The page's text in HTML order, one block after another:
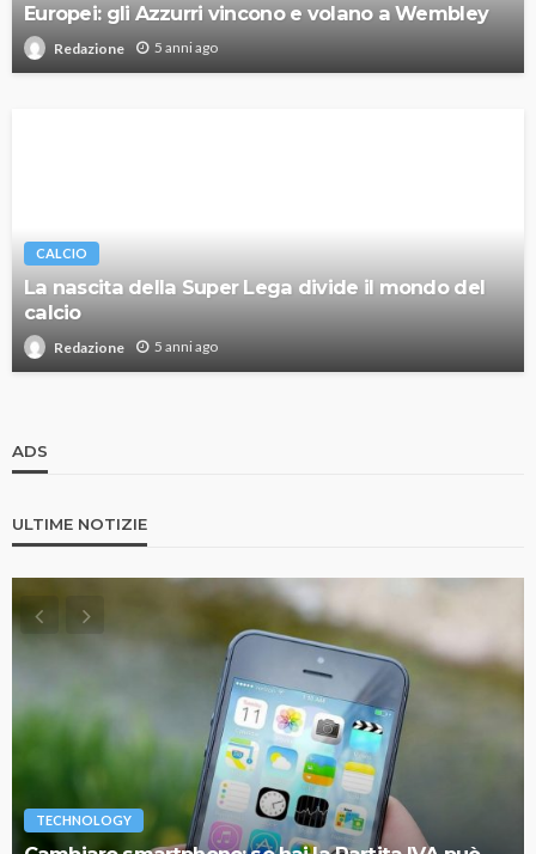
Europei: gli Azzurri vincono e volano a Wembley
Redazione 5 anni ago
CALCIO
La nascita della Super Lega divide il mondo del
calcio
Redazione 5 anni ago
ADS
ULTIME NOTIZIE
TECHNOLOGY